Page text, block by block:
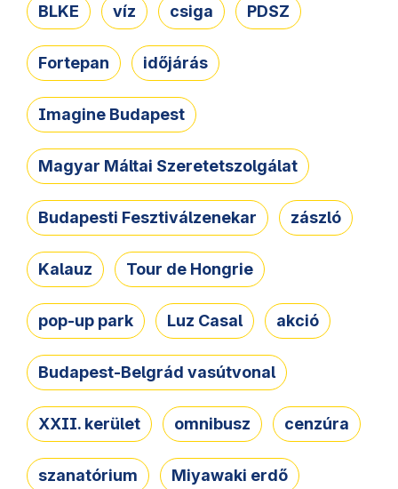
BLKE víz csiga PDSZ
Fortepan időjárás
Imagine Budapest
Magyar Máltai Szeretetszolgálat
Budapesti Fesztiválzenekar zászló
Kalauz Tour de Hongrie
pop-up park Luz Casal akció
Budapest-Belgrád vasútvonal
XXII. kerület omnibusz cenzúra
szanatórium Miyawaki erdő